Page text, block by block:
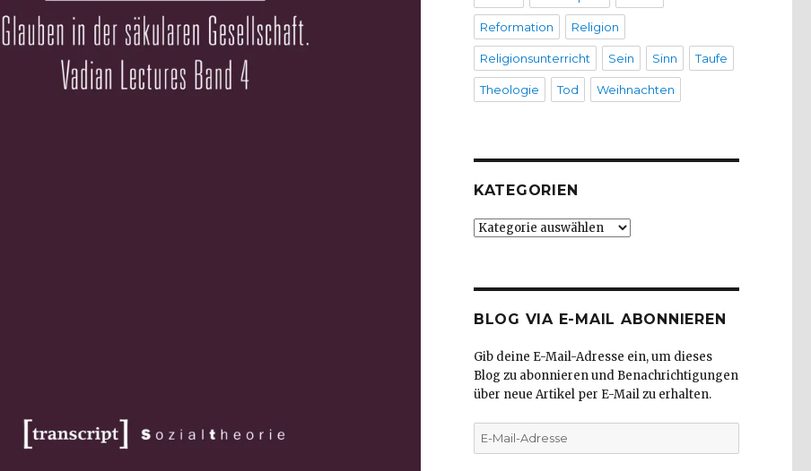
Reformation Religion
Religionsunterricht Sein Sinn Taufe
Theologie Tod Weihnachten
KATEGORIEN
Kategorien
BLOG VIA E-MAIL ABONNIEREN
Gib deine E-Mail-Adresse ein, um dieses
Blog zu abonnieren und Benachrichtigungen
über neue Artikel per E-Mail zu erhalten.
E-
Mail-